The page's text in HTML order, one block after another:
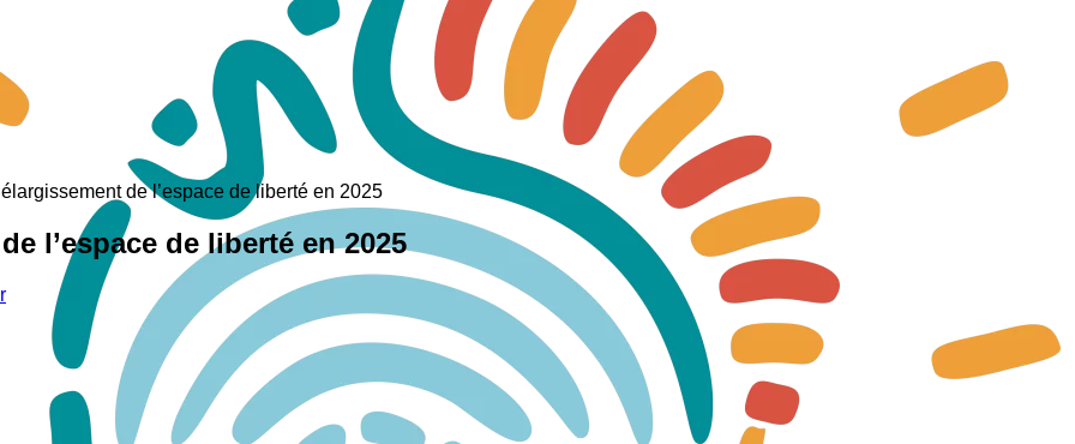
de l’espace de liberté en 2025
l’espace de liberté en 2025